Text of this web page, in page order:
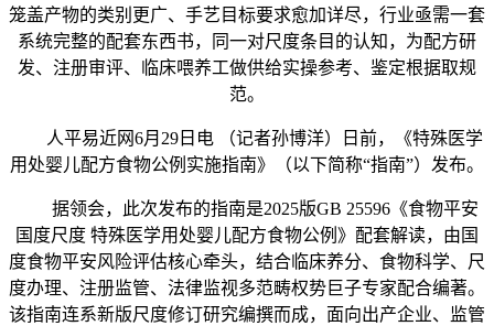
笼盖产物的类别更广、手艺目标要求愈加详尽，行业亟需一套
系统完整的配套东西书，同一对尺度条目的认知，为配方研
发、注册审评、临床喂养工做供给实操参考、鉴定根据取规
范。
人平易近网6月29日电 （记者孙博洋）日前，《特殊医学
用处婴儿配方食物公例实施指南》（以下简称“指南”）发布。
据领会，此次发布的指南是2025版GB 25596《食物平安
国度尺度 特殊医学用处婴儿配方食物公例》配套解读，由国
度食物平安风险评估核心牵头，结合临床养分、食物科学、尺
度办理、注册监管、法律监视多范畴权势巨子专家配合编著。
该指南连系新版尺度修订研究编撰而成，面向出产企业、监管